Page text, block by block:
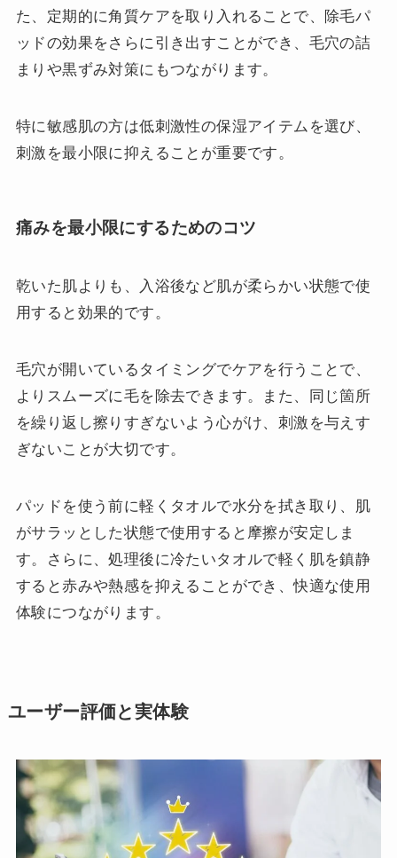
た、定期的に角質ケアを取り入れることで、除毛パ
ッドの効果をさらに引き出すことができ、毛穴の詰
まりや黒ずみ対策にもつながります。
特に敏感肌の方は低刺激性の保湿アイテムを選び、
刺激を最小限に抑えることが重要です。
痛みを最小限にするためのコツ
乾いた肌よりも、入浴後など肌が柔らかい状態で使
用すると効果的です。
毛穴が開いているタイミングでケアを行うことで、
よりスムーズに毛を除去できます。また、同じ箇所
を繰り返し擦りすぎないよう心がけ、刺激を与えす
ぎないことが大切です。
パッドを使う前に軽くタオルで水分を拭き取り、肌
がサラッとした状態で使用すると摩擦が安定しま
す。さらに、処理後に冷たいタオルで軽く肌を鎮静
すると赤みや熱感を抑えることができ、快適な使用
体験につながります。
ユーザー評価と実体験